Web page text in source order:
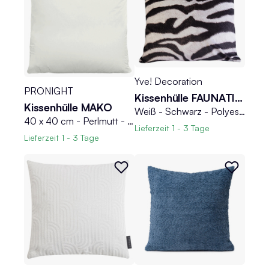
PRONIGHT
Kissenhülle MAKO
40 x 40 cm - Perlmutt - Feinjersey - mit Reißverschluss
Lieferzeit 1 - 3 Tage
Yve! Decoration
Kissenhülle FAUNATICA
Weiß - Schwarz - Polyester - 50 x 50 cm - mit Reißverschluss
Lieferzeit 1 - 3 Tage